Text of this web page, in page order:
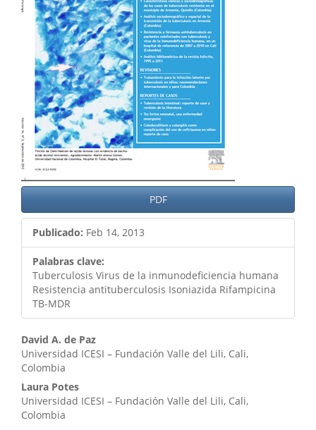
PDF
Publicado: Feb 14, 2013
Palabras clave:
Tuberculosis Virus de la inmunodeficiencia humana
Resistencia antituberculosis Isoniazida Rifampicina
TB-MDR
Contenido
principal
del
artículo
David A. de Paz
Universidad ICESI – Fundación Valle del Lili, Cali,
Colombia
Laura Potes
Universidad ICESI – Fundación Valle del Lili, Cali,
Colombia